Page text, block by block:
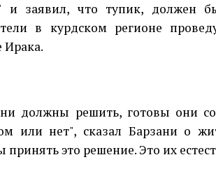
и заявил, что тупик, должен
в курдском регионе
Ирака.
должны решить, готовы они
или нет", сказал Барзани о
это решение. Это их